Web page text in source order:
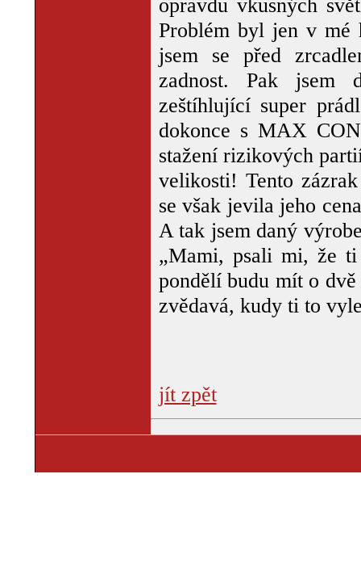
opravdu vkusných
Problém byl jen v
jsem se před
zadnost. Pak jsem
zeštíhlující super
dokonce s MAX
stažení rizikových
velikosti! Tento
se však jevila jeho
A tak jsem daný
„Mami, psali mi, že
pondělí budu mít o
zvědavá, kudy ti to
jít zpět